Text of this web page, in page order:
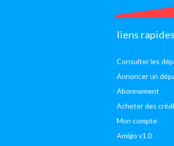
liens rapides
Consulter les
Annoncer un
Abonnement
Acheter des
Mon compte
Amigo v1.0